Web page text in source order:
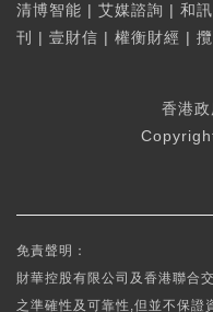
清博智能 | 艾媒諮詢 | 和訊
刊
| 壹財信 | 權衡財經 |
香港
免責聲明：
財華控股有限公司及香港聯合
之準確性及可靠性,但並不保證